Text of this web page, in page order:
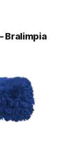
Bralimpia